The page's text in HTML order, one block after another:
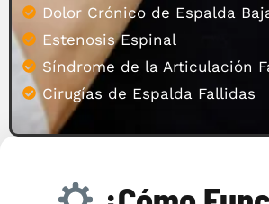
Dolor Crónico de Espalda
Estenosis Espinal
Síndrome de la Articulación
Cirugías de Espalda Fallidas